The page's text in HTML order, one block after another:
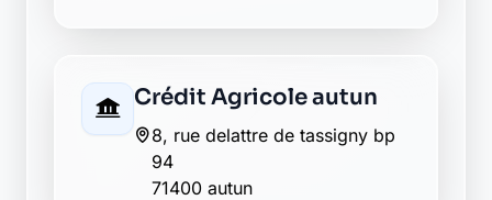
Crédit Agricole autun
8, rue delattre de tassigny bp
94
71400 autun